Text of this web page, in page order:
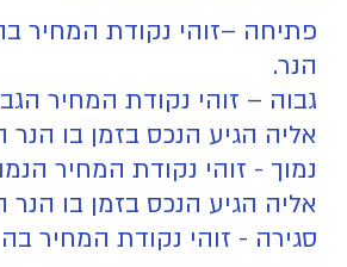
פתיחה –זוהי נקודת המחיר
הנר.
גבוה – זוהי נקודת המחיר
אליה הגיע הנכס בזמן בו הנר
נמוך - זוהי נקודת המחיר
אליה הגיע הנכס בזמן בו הנר
סגירה - זוהי נקודת המחיר